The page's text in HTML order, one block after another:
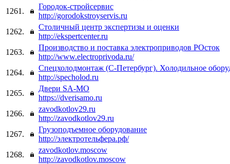
1261.
Городок-стройсервис
http://gorodokstroyservis.ru
1262.
Столичный центр экспертизы и оценки
http://ekspertcenter.ru
1263.
Производство и поставка электроприводов РОсток
http://www.electroprivoda.ru/
1264.
Спецхолодмонтаж (С-Петербург). Холодильное
http://specholod.ru
1265.
Двери SA-MO
https://dverisamo.ru
1266.
zavodkotlov29.ru
http://zavodkotlov29.ru
1267.
Грузоподъемное оборудование
http://электротельфера.рф/
1268.
zavodkotlov.moscow
http://zavodkotlov.moscow